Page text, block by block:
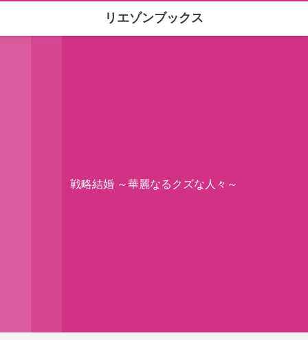
リエゾンブックス
戦略結婚 ～華麗なるクズな人々～